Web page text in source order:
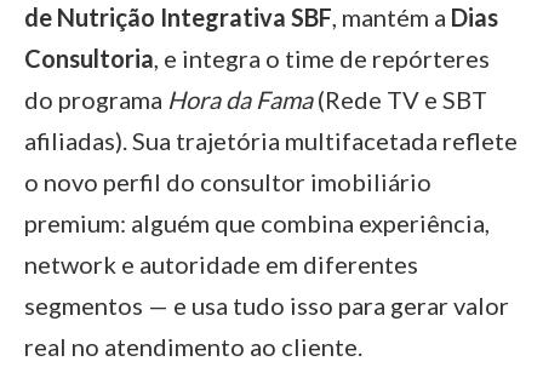
de Nutrição Integrativa SBF , mantém a Dias
Consultoria , e integra o time de repórteres
do programa Hora da Fama(Rede TV e SBT
afiliadas). Sua trajetória multifacetada reflete
o novo perfil do consultor imobiliário
premium: alguém que combina experiência,
network e autoridade em diferentes
segmentos — e usa tudo isso para gerar valor
real no atendimento ao cliente.